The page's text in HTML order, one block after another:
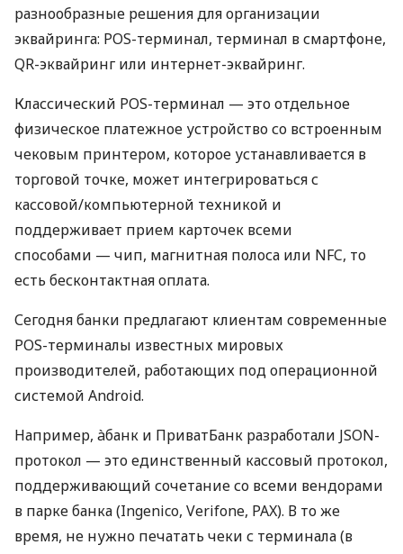
разнообразные решения для организации
эквайринга: POS-терминал, терминал в смартфоне,
QR-эквайринг или интернет-эквайринг.
Классический POS-терминал — это отдельное
физическое платежное устройство со встроенным
чековым принтером, которое устанавливается в
торговой точке, может интегрироваться с
кассовой/компьютерной техникой и
поддерживает прием карточек всеми
способами — чип, магнитная полоса или NFC, то
есть бесконтактная оплата.
Сегодня банки предлагают клиентам современные
POS-терминалы известных мировых
производителей, работающих под операционной
системой Android.
Например, àбанк и ПриватБанк разработали JSON-
протокол — это единственный кассовый протокол,
поддерживающий сочетание со всеми вендорами
в парке банка (Ingenico, Verifone, PAX). В то же
время, не нужно печатать чеки с терминала (в